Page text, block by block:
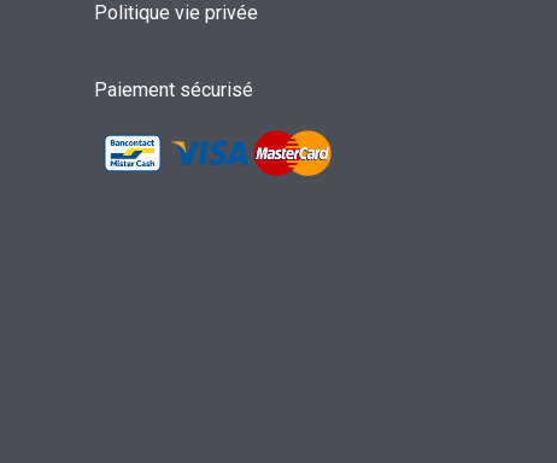
Politique vie privée
Paiement sécurisé